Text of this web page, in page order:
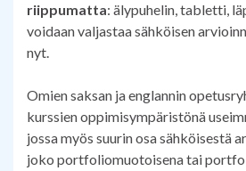
riippumatta: älypuhelin, tabletti,
voidaan valjastaa sähköisen
nyt.
Omien saksan ja englannin
kurssien oppimisympäristönä
jossa myös suurin osa sähköisestä
joko portfoliomuotoisena tai